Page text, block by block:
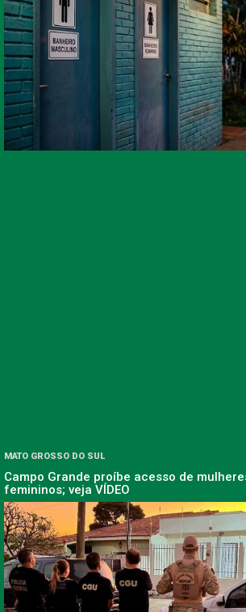
MATO GROSSO DO SUL
Campo Grande proíbe acesso de
femininos; veja VÍDEO